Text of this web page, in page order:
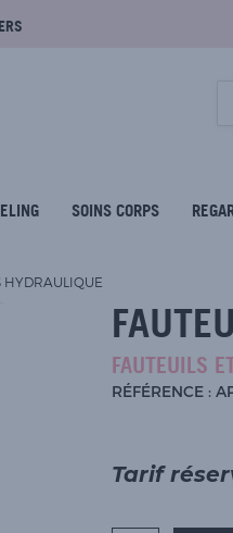
SOINS CORPS
HYDRAULIQUE
FAUTEUILS
RÉFÉRENCE :
Tarif